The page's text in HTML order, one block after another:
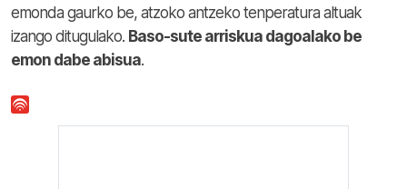
emonda gaurko be, atzoko antzeko tenperatura altuak
izango ditugulako. Baso-sute arriskua dagoalako be
emon dabe abisua.